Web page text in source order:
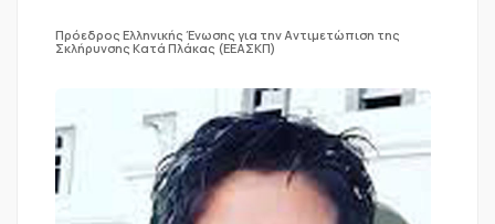
Πρόεδρος Ελληνικής Ένωσης για την Αντιμετώπιση της
Σκλήρυνσης Κατά Πλάκας (ΕΕΑΣΚΠ)